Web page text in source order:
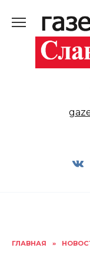
содержанию
ГЛАВНАЯ »